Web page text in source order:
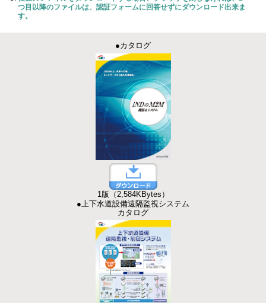
つ目以降のファイルは、認証フォームに回答せずにダウンロード出来ま
す。
●カタログ
1版（2,584KBytes）
●上下水道設備遠隔監視システム
カタログ